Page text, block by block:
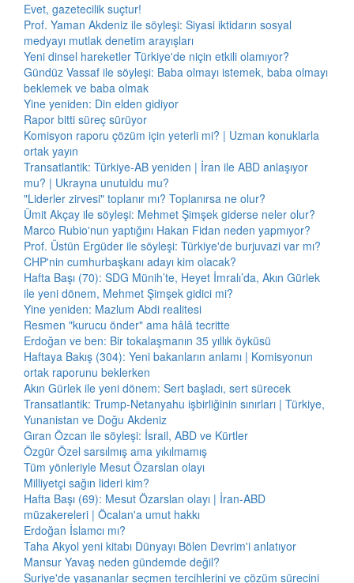
Evet, gazetecilik suçtur!
Prof. Yaman Akdeniz ile söyleşi: Siyasi iktidarın sosyal
medyayı mutlak denetim arayışları
Yeni dinsel hareketler Türkiye'de niçin etkili olamıyor?
Gündüz Vassaf ile söyleşi: Baba olmayı istemek, baba olmayı
beklemek ve baba olmak
Yine yeniden: Din elden gidiyor
Rapor bitti süreç sürüyor
Komisyon raporu çözüm için yeterli mi? | Uzman konuklarla
ortak yayın
Transatlantik: Türkiye-AB yeniden | İran ile ABD anlaşıyor
mu? | Ukrayna unutuldu mu?
"Liderler zirvesi" toplanır mı? Toplanırsa ne olur?
Ümit Akçay ile söyleşi: Mehmet Şimşek giderse neler olur?
Marco Rubio'nun yaptığını Hakan Fidan neden yapmıyor?
Prof. Üstün Ergüder ile söyleşi: Türkiye'de burjuvazi var mı?
CHP'nin cumhurbaşkanı adayı kim olacak?
Hafta Başı (70): SDG Münih’te, Heyet İmralı’da, Akın Gürlek
ile yeni dönem, Mehmet Şimşek gidici mi?
Yine yeniden: Mazlum Abdi realitesi
Resmen "kurucu önder" ama hâlâ tecritte
Erdoğan ve ben: Bir tokalaşmanın 35 yıllık öyküsü
Haftaya Bakış (304): Yeni bakanların anlamı | Komisyonun
ortak raporunu beklerken
Akın Gürlek ile yeni dönem: Sert başladı, sert sürecek
Transatlantik: Trump-Netanyahu işbirliğinin sınırları | Türkiye,
Yunanistan ve Doğu Akdeniz
Gıran Özcan ile söyleşi: İsrail, ABD ve Kürtler
Özgür Özel sarsılmış ama yıkılmamış
Tüm yönleriyle Mesut Özarslan olayı
Milliyetçi sağın lideri kim?
Hafta Başı (69): Mesut Özarslan olayı | İran-ABD
müzakereleri | Öcalan'a umut hakkı
Erdoğan İslamcı mı?
Taha Akyol yeni kitabı Dünyayı Bölen Devrim'i anlatıyor
Mansur Yavaş neden gündemde değil?
Suriye'de yaşananlar seçmen tercihlerini ve çözüm sürecini